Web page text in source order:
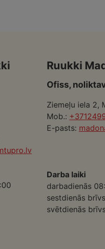
Ruukki
Ofiss,
Ziemeļu iela 2,
Mob.:
E-pasts:
Darba laiki
darbadienās
sestdienās brīvs
svētdienās